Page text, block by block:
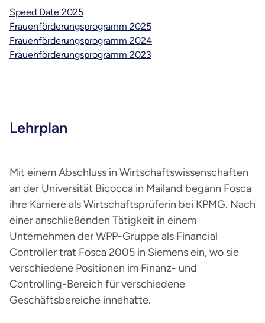
Speed Date 2025
Frauenförderungsprogramm 2025
Frauenförderungsprogramm 2024
Frauenförderungsprogramm 2023
Lehrplan
Mit einem Abschluss in Wirtschaftswissenschaften
an der Universität Bicocca in Mailand begann Fosca
ihre Karriere als Wirtschaftsprüferin bei KPMG. Nach
einer anschließenden Tätigkeit in einem
Unternehmen der WPP-Gruppe als Financial
Controller trat Fosca 2005 in Siemens ein, wo sie
verschiedene Positionen im Finanz- und
Controlling-Bereich für verschiedene
Geschäftsbereiche innehatte.